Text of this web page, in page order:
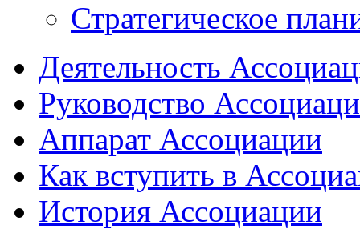
Стратегическое
Деятельность
Руководство
Аппарат Ассоциации
Как вступить в
История Ассоциации